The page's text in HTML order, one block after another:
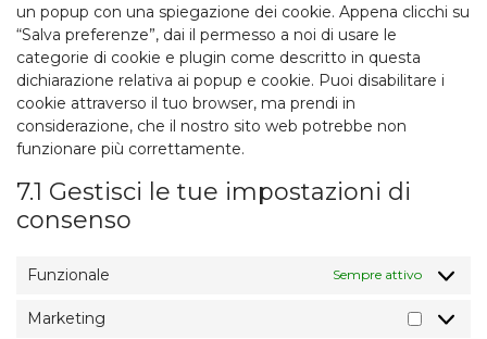
un popup con una spiegazione dei cookie. Appena clicchi su
“Salva preferenze”, dai il permesso a noi di usare le
categorie di cookie e plugin come descritto in questa
dichiarazione relativa ai popup e cookie. Puoi disabilitare i
cookie attraverso il tuo browser, ma prendi in
considerazione, che il nostro sito web potrebbe non
funzionare più correttamente.
7.1 Gestisci le tue impostazioni di
consenso
Funzionale Sempre attivo
Marketing